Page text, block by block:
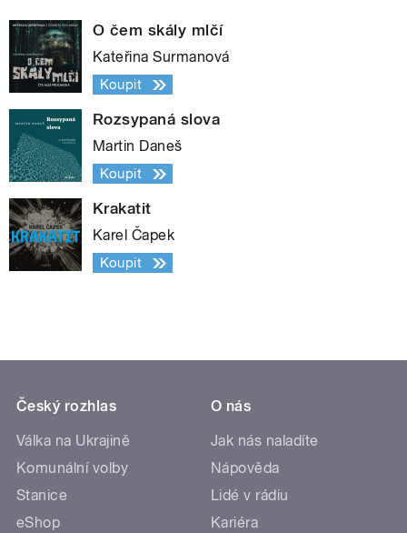
O čem skály mlčí
Kateřina Surmanová
Koupit
Rozsypaná slova
Martin Daneš
Koupit
Krakatit
Karel Čapek
Koupit
Český rozhlas
Válka na Ukrajině
Komunální volby
Stanice
eShop
O nás
Jak nás naladíte
Nápověda
Lidé v rádiu
Kariéra